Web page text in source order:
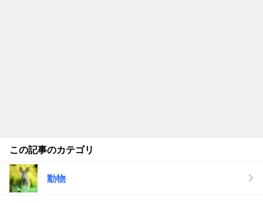
この記事のカテゴリ
動物